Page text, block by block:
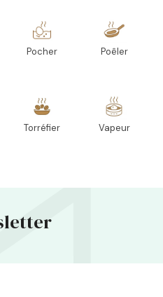
Pocher Poêler
Torréfier Vapeur